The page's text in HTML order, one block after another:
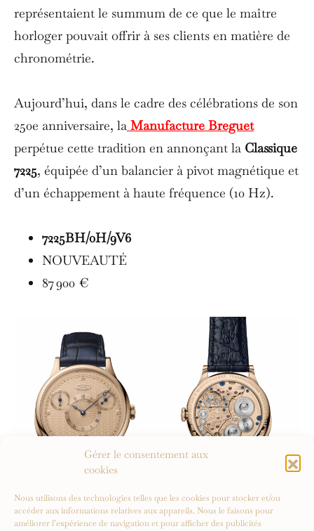
Gérer le consentement aux
cookies
Nous utilisons des technologies telles que les cookies pour stocker et/ou
accéder aux informations relatives aux appareils. Nous le faisons pour
améliorer l’expérience de navigation et pour afficher des publicités
représentaient le summum de ce que le maître
horloger pouvait offrir à ses clients en matière de
chronométrie.
Aujourd’hui, dans le cadre des célébrations de son
250e anniversaire, la Manufacture Breguet
perpétue cette tradition en annonçant la Classique
7225, équipée d’un balancier à pivot magnétique et
d’un échappement à haute fréquence (10 Hz).
7225BH/0H/9V6
NOUVEAUTÉ
87 900 €